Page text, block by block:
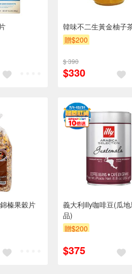
韓味不二生黃金柚子
贈$200
$ 390
$330
榛果穀片
義大利illy咖啡豆(瓜
品)
贈$200
$375